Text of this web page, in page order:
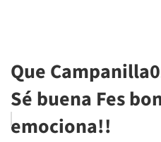
Que
Sé buena Fes
emociona!!